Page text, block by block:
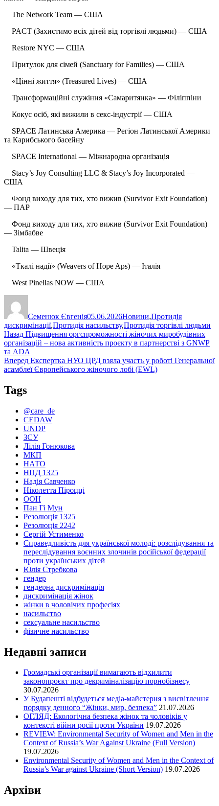
The Network Team — США
PACT (Захистимо всіх дітей від торгівлі людьми) — США
Restore NYC — США
Притулок для сімей (Sanctuary for Families) — США
«Цінні життя» (Treasured Lives) — США
Трансформаційні служіння «Самаритянка» — Філіппіни
Кокус осіб, які вижили в секс-індустрії — США
SPACE Латинська Америка — Регіон Латинської Америки
та Карибського басейну
SPACE International — Міжнародна організація
Stacy’s Joy Consulting LLC & Stacy’s Joy Incorporated —
США
Фонд виходу для тих, хто вижив (Survivor Exit Foundation)
— ПАР
Фонд виходу для тих, хто вижив (Survivor Exit Foundation)
— Зімбабве
Talita — Швеція
«Ткалі надії» (Weavers of Hope Aps) — Італія
West Pinellas NOW — США
Семенюк Євгенія05.06.2026Новини,Протидія
дискримінації,Протидія насильству,Протидія торгівлі людьми
Навігація
записів
Назад Попередній
запис:
Підвищення оргспроможності жіночих миробудівних
організацій – нова активність проєкту в партнерстві з GNWP
та ADA
Вперед Наступний
запис:
Експертка НУО ЦРД взяла участь у роботі Генеральної
асамблеї Європейського жіночого лобі (EWL)
Tags
@care_de
CEDAW
UNDP
ЗСУ
Лілія Гонюкова
МКП
НАТО
НПД 1325
Надія Савченко
Ніколетта Піроцці
ООН
Пан Гі Мун
Резолюція 1325
Резолюція 2242
Сергій Устименко
Справедливість для української молоді: розслідування та
переслідування воєнних злочинів російської федерації
проти українських дітей
Юлія Стребкова
гендер
гендерна дискримінація
дискримінація жінок
жінки в чоловічих професіях
насильство
сексуальне насильство
фізичне насильство
Недавні записи
Громадські організації вимагають відхилити
законопроєкт про декриміналізацію порнобізнесу
30.07.2026
У Будапешті відбудеться медіа-майстерня з висвітлення
порядку денного “Жінки, мир, безпека” 21.07.2026
ОГЛЯД: Екологічна безпека жінок та чоловіків у
контексті війни росії проти України 19.07.2026
REVIEW: Environmental Security of Women and Men in the
Context of Russia’s War Against Ukraine (Full Version)
19.07.2026
Environmental Security of Women and Men in the Context of
Russia’s War against Ukraine (Short Version) 19.07.2026
Архіви